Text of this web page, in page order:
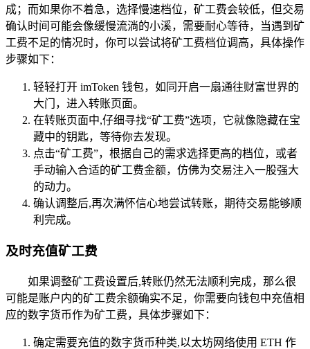
成；而如果你不着急，选择慢速档位，矿工费会较低，但交易
确认时间可能会像缓慢流淌的小溪，需要耐心等待，当遇到矿
工费不足的情况时，你可以尝试将矿工费档位调高，具体操作
步骤如下：
轻轻打开 imToken 钱包，如同开启一扇通往财富世界的
大门，进入转账页面。
在转账页面中,仔细寻找“矿工费”选项，它就像隐藏在宝
藏中的钥匙，等待你去发现。
点击“矿工费”，根据自己的需求选择更高的档位，或者
手动输入合适的矿工费金额，仿佛为交易注入一股强大
的动力。
确认调整后,再次满怀信心地尝试转账，期待交易能够顺
利完成。
及时充值矿工费
如果调整矿工费设置后,转账仍然无法顺利完成，那么很
可能是账户内的矿工费余额确实不足，你需要向钱包中充值相
应的数字货币作为矿工费，具体步骤如下：
确定需要充值的数字货币种类,以太坊网络使用 ETH 作